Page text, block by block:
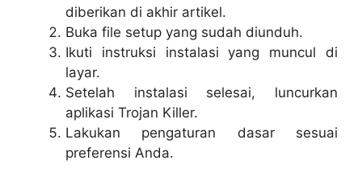
diberikan di akhir artikel.
Buka file setup yang sudah diunduh.
Ikuti instruksi instalasi yang muncul di
layar.
Setelah instalasi selesai, luncurkan
aplikasi Trojan Killer.
Lakukan pengaturan dasar sesuai
preferensi Anda.